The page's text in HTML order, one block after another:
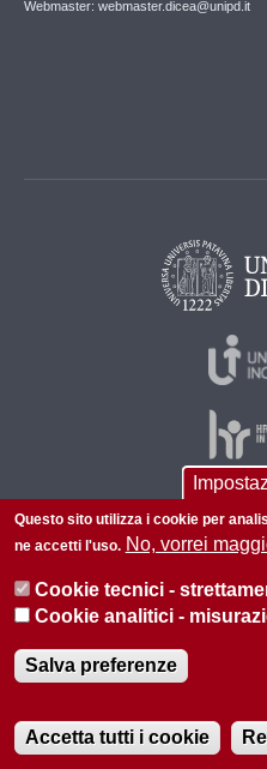
Webmaster: webmaster.dicea@unipd.it
© 2026 Università di
Informazioni su
Questo sito utilizza i cookie per
ne accetti l'uso. No, vorrei
Cookie tecnici -
Cookie analitici -
Salva preferenze
Accetta tutti i cookie